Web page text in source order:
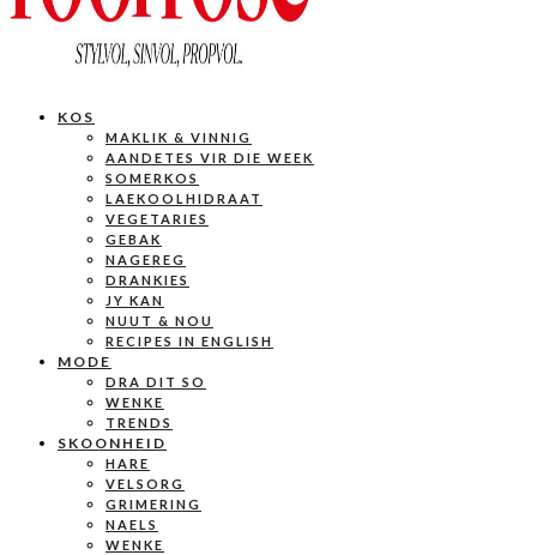
KOS
MAKLIK & VINNIG
AANDETES VIR DIE WEEK
SOMERKOS
LAEKOOLHIDRAAT
VEGETARIES
GEBAK
NAGEREG
DRANKIES
JY KAN
NUUT & NOU
RECIPES IN ENGLISH
MODE
DRA DIT SO
WENKE
TRENDS
SKOONHEID
HARE
VELSORG
GRIMERING
NAELS
WENKE